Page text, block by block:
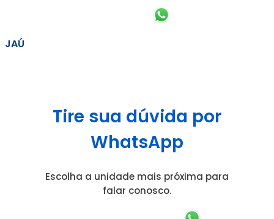
JAÚ
Tire sua dúvida por
WhatsApp
Escolha a unidade mais próxima para
falar conosco.